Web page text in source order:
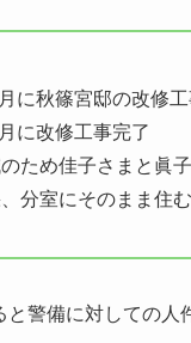
に秋篠宮邸の改修
に改修工事完了
ため佳子さまと眞
分室にそのまま住
と警備に対しての人